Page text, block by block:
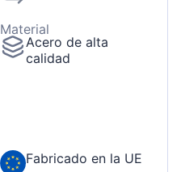
Material
Acero de alta
calidad
Fabricado en la UE